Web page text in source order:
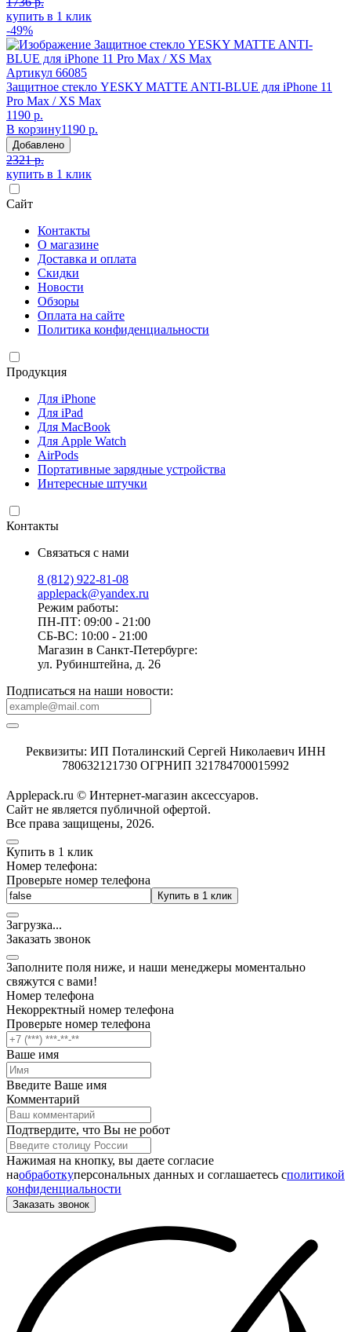
купить в 1 клик
-49%
Артикул 66085
Защитное стекло YESKY MATTE ANTI-BLUE для iPhone 11
Pro Max / XS Max
1190 р.
В корзину1190 р.
Добавлено
2321 р.
купить в 1 клик
Сайт
Контакты
О магазине
Доставка и оплата
Скидки
Новости
Обзоры
Оплата на сайте
Политика конфиденциальности
Продукция
Для iPhone
Для iPad
Для MacBook
Для Apple Watch
AirPods
Портативные зарядные устройства
Интересные штучки
Контакты
Связаться с нами
8 (812) 922-81-08
applepack@yandex.ru
Режим работы:
ПН-ПТ: 09:00 - 21:00
СБ-ВС: 10:00 - 21:00
Магазин в Санкт-Петербурге:
ул. Рубинштейна, д. 26
Подписаться на наши новости:
Реквизиты: ИП Поталинский Сергей Николаевич ИНН
780632121730 ОГРНИП 321784700015992
Applepack.ru © Интернет-магазин аксессуаров.
Cайт не является публичной офертой.
Все права защищены, 2026.
Купить в 1 клик
Номер телефона:
Проверьте номер телефона
Купить в 1 клик
Загрузка...
Заказать звонок
Заполните поля ниже, и наши менеджеры моментально
свяжутся с вами!
Номер телефона
Некорректный номер телефона
Проверьте номер телефона
Ваше имя
Введите Ваше имя
Комментарий
Подтвердите, что Вы не робот
Нажимая на кнопку, вы даете согласие
наобработкуперсональных данных и соглашаетесь cполитикой
конфиденциальности
Заказать звонок